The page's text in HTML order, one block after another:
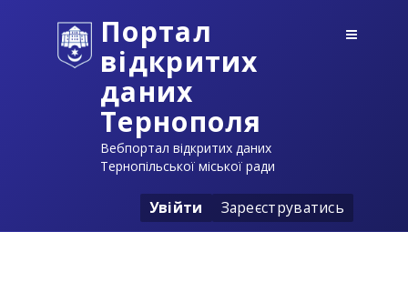
Портал
відкритих
даних
Тернополя
Вебпортал відкритих даних
Тернопільської міської ради
Увійти Зареєструватись